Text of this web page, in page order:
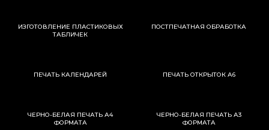
ИЗГОТОВЛЕНИЕ ПЛАСТИКОВЫХ
ТАБЛИЧЕК
ПОСТПЕЧАТНАЯ ОБРАБОТКА
ПЕЧАТЬ КАЛЕНДАРЕЙ ПЕЧАТЬ ОТКРЫТОК А6
ЧЕРНО-БЕЛАЯ ПЕЧАТЬ А4
ФОРМАТА
ЧЕРНО-БЕЛАЯ ПЕЧАТЬ А3
ФОРМАТА